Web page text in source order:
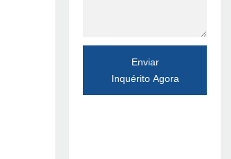
Enviar
Inquérito Agora